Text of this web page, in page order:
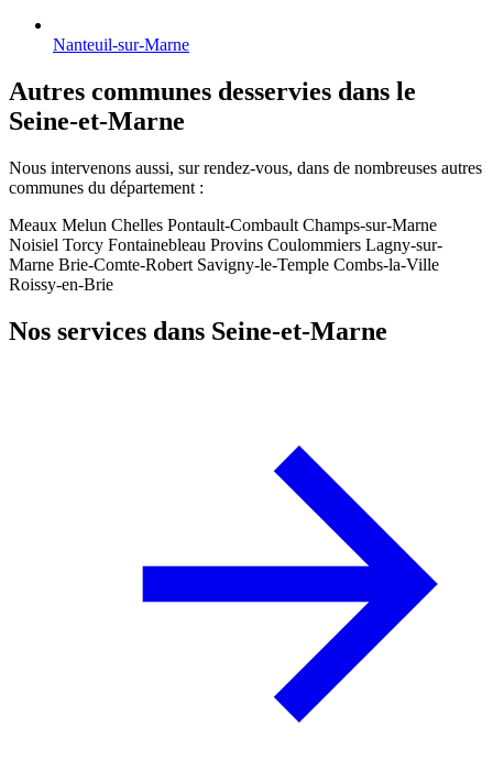
Nanteuil-sur-Marne
Autres communes desservies dans le
Seine-et-Marne
Nous intervenons aussi, sur rendez-vous, dans de nombreuses autres
communes du département :
Meaux Melun Chelles Pontault-Combault Champs-sur-Marne
Noisiel Torcy Fontainebleau Provins Coulommiers Lagny-sur-
Marne Brie-Comte-Robert Savigny-le-Temple Combs-la-Ville
Roissy-en-Brie
Nos services dans Seine-et-Marne